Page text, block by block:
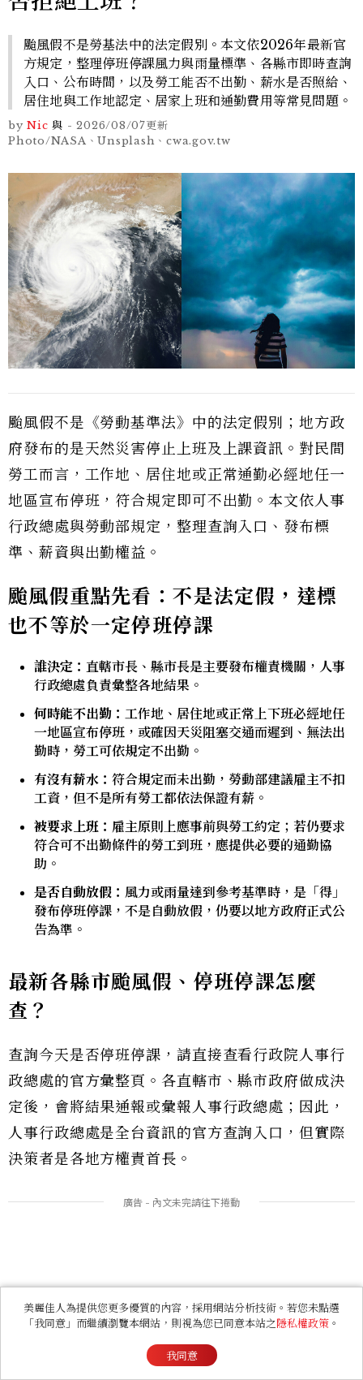
颱風假不是勞基法中的法定假別。本文依2026年最新官
方規定，整理停班停課風力與雨量標準、各縣市即時查詢
入口、公布時間，以及勞工能否不出勤、薪水是否照給、
居住地與工作地認定、居家上班和通勤費用等常見問題。
by Nic 與 -2026/08/07更新
Photo/NASA、Unsplash、cwa.gov.tw
颱風假不是《勞動基準法》中的法定假別；地方政
府發布的是天然災害停止上班及上課資訊。對民間
勞工而言，工作地、居住地或正常通勤必經地任一
地區宣布停班，符合規定即可不出勤。本文依人事
行政總處與勞動部規定，整理查詢入口、發布標
準、薪資與出勤權益。
颱風假重點先看：不是法定假，達標
也不等於一定停班停課
誰決定： 直轄市長、縣市長是主要發布權責機關，人事
行政總處負責彙整各地結果。
何時能不出勤： 工作地、居住地或正常上下班必經地任
一地區宣布停班，或確因天災阻塞交通而遲到、無法出
勤時，勞工可依規定不出勤。
有沒有薪水： 符合規定而未出勤，勞動部建議雇主不扣
工資，但不是所有勞工都依法保證有薪。
被要求上班： 雇主原則上應事前與勞工約定；若仍要求
符合可不出勤條件的勞工到班，應提供必要的通勤協
助。
是否自動放假： 風力或雨量達到參考基準時，是「得」
發布停班停課，不是自動放假，仍要以地方政府正式公
告為準。
最新各縣市颱風假、停班停課怎麼
查？
查詢今天是否停班停課，請直接查看行政院人事行
政總處的官方彙整頁。各直轄市、縣市政府做成決
定後，會將結果通報或彙報人事行政總處；因此，
人事行政總處是全台資訊的官方查詢入口，但實際
決策者是各地方權責首長。
美麗佳人為提供您更多優質的內容，採用網站分析技術。若您未點選
「我同意」而繼續瀏覽本網站，則視為您已同意本站之隱私權政策 。
我同意